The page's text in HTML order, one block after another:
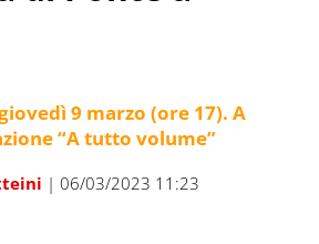
9 marzo (ore 17). A
“A tutto volume”
| 06/03/2023 11:23